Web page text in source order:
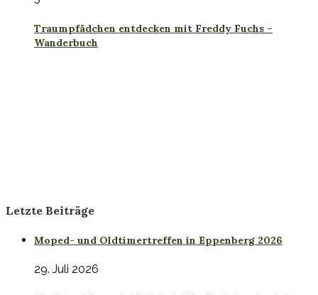
Traumpfädchen entdecken mit Freddy Fuchs –
Wanderbuch
Letzte Beiträge
Moped- und Oldtimertreffen in Eppenberg 2026
29. Juli 2026